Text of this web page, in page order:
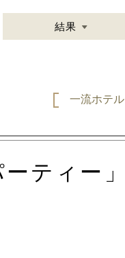
結果
一流ホテル
ティー」